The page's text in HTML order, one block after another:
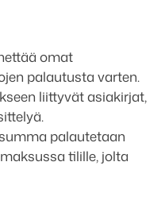
omat
palautusta varten.
liittyvät asiakirjat,
palautetaan
tilille, jolta